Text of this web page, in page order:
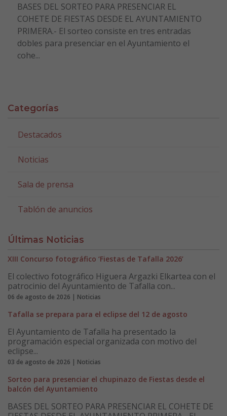
BASES DEL SORTEO PARA PRESENCIAR EL
COHETE DE FIESTAS DESDE EL AYUNTAMIENTO
PRIMERA.- El sorteo consiste en tres entradas
dobles para presenciar en el Ayuntamiento el
cohe...
Categorías
Destacados
Noticias
Sala de prensa
Tablón de anuncios
Últimas Noticias
XIII Concurso fotográfico ‘Fiestas de Tafalla 2026’
El colectivo fotográfico Higuera Argazki Elkartea con el
patrocinio del Ayuntamiento de Tafalla con...
06 de agosto de 2026 | Noticias
Tafalla se prepara para el eclipse del 12 de agosto
El Ayuntamiento de Tafalla ha presentado la
programación especial organizada con motivo del
eclipse...
03 de agosto de 2026 | Noticias
Sorteo para presenciar el chupinazo de Fiestas desde el
balcón del Ayuntamiento
BASES DEL SORTEO PARA PRESENCIAR EL COHETE DE